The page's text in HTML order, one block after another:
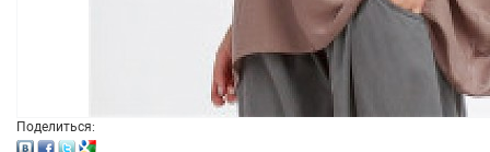
Поделиться: